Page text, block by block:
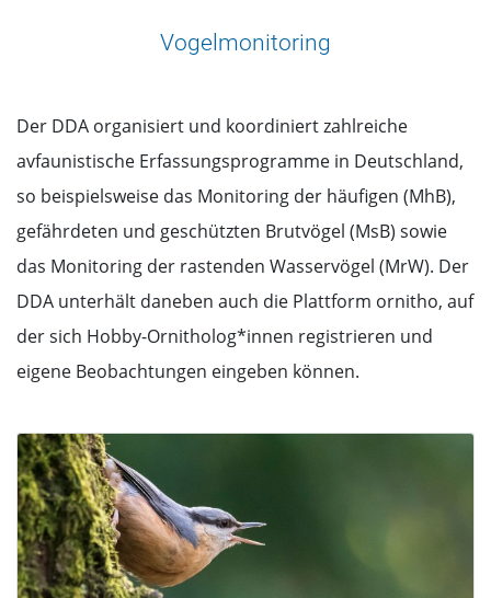
Vogelmonitoring
Der DDA organisiert und koordiniert zahlreiche
avfaunistische Erfassungsprogramme in Deutschland,
so beispielsweise das Monitoring der häufigen (MhB),
gefährdeten und geschützten Brutvögel (MsB) sowie
das Monitoring der rastenden Wasservögel (MrW). Der
DDA unterhält daneben auch die Plattform ornitho, auf
der sich Hobby-Ornitholog*innen registrieren und
eigene Beobachtungen eingeben können.